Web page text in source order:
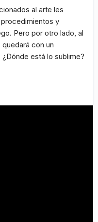
al arte les
y
Pero por otro lado, al
con un
está lo sublime?